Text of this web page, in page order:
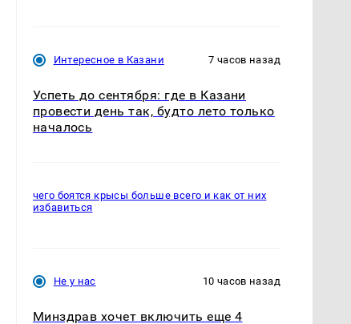
Интересное в Казани 7 часов назад
Успеть до сентября: где в Казани
провести день так, будто лето только
началось
чего боятся крысы больше всего и как от них
избавиться
Не у нас 10 часов назад
Минздрав хочет включить еще 4